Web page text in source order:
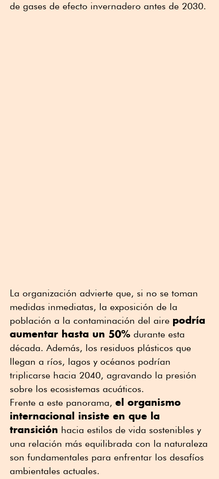
de gases de efecto invernadero antes de 2030.
La organización advierte que, si no se toman
medidas inmediatas, la exposición de la
población a la contaminación del aire podría
aumentar hasta un 50% durante esta
década. Además, los residuos plásticos que
llegan a ríos, lagos y océanos podrían
triplicarse hacia 2040, agravando la presión
sobre los ecosistemas acuáticos.
Frente a este panorama, el organismo
internacional insiste en que la
transición hacia estilos de vida sostenibles y
una relación más equilibrada con la naturaleza
son fundamentales para enfrentar los desafíos
ambientales actuales.